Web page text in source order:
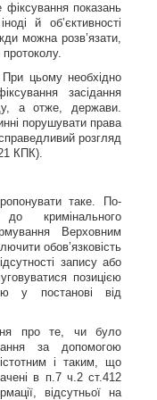
показань
й об’єктивності
можна розв’язати,
цьому необхідно
засідання
а отже, держави.
порушувати права
розгляд
КПК).
таке. По-
кримінального
Верховним
обов’язковість
запису або
позицією
у постанові від
про те, чи було
за допомогою
істотним і таким, що
в п.7 ч.2 ст.412
відсутньої на